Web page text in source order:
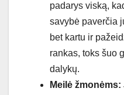
padarys viską,
savybė paverčia
bet kartu ir
rankas, toks šuo
dalykų.
Meilė žmonėms: